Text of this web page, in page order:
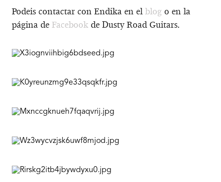
Podeis contactar con Endika en el blog o en la
página de Facebook de Dusty Road Guitars.